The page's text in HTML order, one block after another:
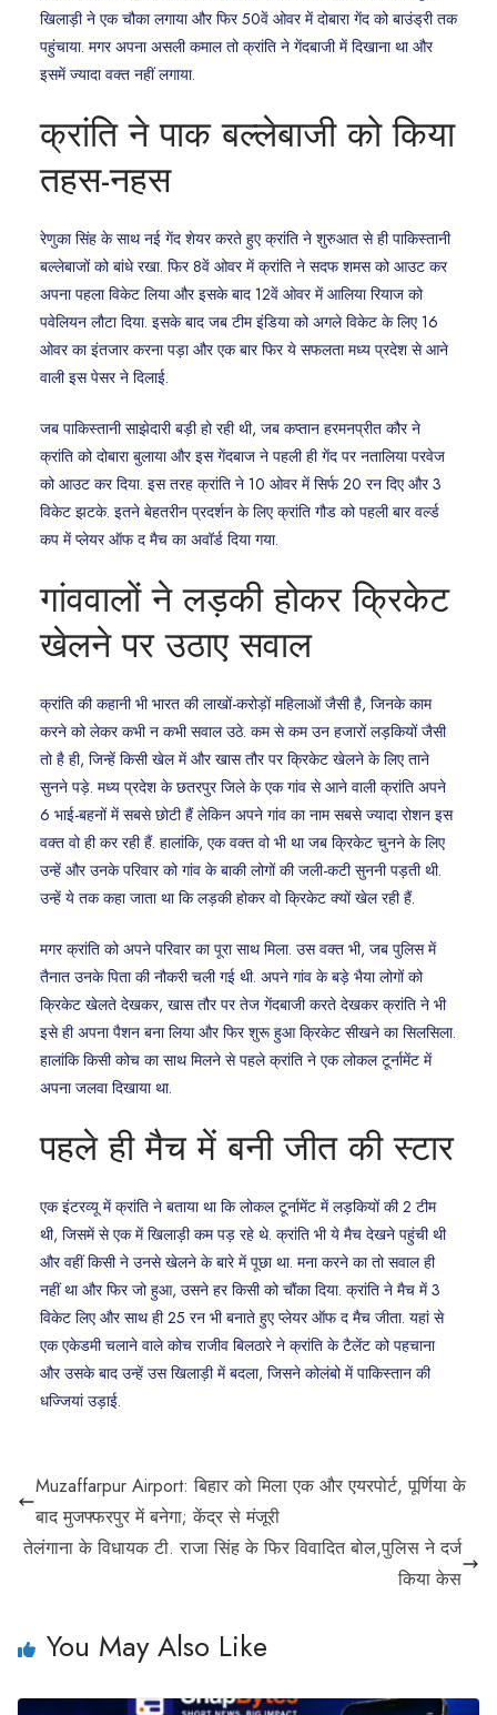
खिलाड़ी ने एक चौका लगाया और फिर 50वें ओवर में दोबारा गेंद को बाउंड्री तक
पहुंचाया. मगर अपना असली कमाल तो क्रांति ने गेंदबाजी में दिखाना था और
इसमें ज्यादा वक्त नहीं लगाया.
क्रांति ने पाक बल्लेबाजी को किया
तहस-नहस
रेणुका सिंह के साथ नई गेंद शेयर करते हुए क्रांति ने शुरुआत से ही पाकिस्तानी
बल्लेबाजों को बांधे रखा. फिर 8वें ओवर में क्रांति ने सदफ शमस को आउट कर
अपना पहला विकेट लिया और इसके बाद 12वें ओवर में आलिया रियाज को
पवेलियन लौटा दिया. इसके बाद जब टीम इंडिया को अगले विकेट के लिए 16
ओवर का इंतजार करना पड़ा और एक बार फिर ये सफलता मध्य प्रदेश से आने
वाली इस पेसर ने दिलाई.
जब पाकिस्तानी साझेदारी बड़ी हो रही थी, जब कप्तान हरमनप्रीत कौर ने
क्रांति को दोबारा बुलाया और इस गेंदबाज ने पहली ही गेंद पर नतालिया परवेज
को आउट कर दिया. इस तरह क्रांति ने 10 ओवर में सिर्फ 20 रन दिए और 3
विकेट झटके. इतने बेहतरीन प्रदर्शन के लिए क्रांति गौड को पहली बार वर्ल्ड
कप में प्लेयर ऑफ द मैच का अवॉर्ड दिया गया.
गांववालों ने लड़की होकर क्रिकेट
खेलने पर उठाए सवाल
क्रांति की कहानी भी भारत की लाखों-करोड़ों महिलाओं जैसी है, जिनके काम
करने को लेकर कभी न कभी सवाल उठे. कम से कम उन हजारों लड़कियों जैसी
तो है ही, जिन्हें किसी खेल में और खास तौर पर क्रिकेट खेलने के लिए ताने
सुनने पड़े. मध्य प्रदेश के छतरपुर जिले के एक गांव से आने वाली क्रांति अपने
6 भाई-बहनों में सबसे छोटी हैं लेकिन अपने गांव का नाम सबसे ज्यादा रोशन इस
वक्त वो ही कर रही हैं. हालांकि, एक वक्त वो भी था जब क्रिकेट चुनने के लिए
उन्हें और उनके परिवार को गांव के बाकी लोगों की जली-कटी सुननी पड़ती थी.
उन्हें ये तक कहा जाता था कि लड़की होकर वो क्रिकेट क्यों खेल रही हैं.
मगर क्रांति को अपने परिवार का पूरा साथ मिला. उस वक्त भी, जब पुलिस में
तैनात उनके पिता की नौकरी चली गई थी. अपने गांव के बड़े भैया लोगों को
क्रिकेट खेलते देखकर, खास तौर पर तेज गेंदबाजी करते देखकर क्रांति ने भी
इसे ही अपना पैशन बना लिया और फिर शुरू हुआ क्रिकेट सीखने का सिलसिला.
हालांकि किसी कोच का साथ मिलने से पहले क्रांति ने एक लोकल टूर्नामेंट में
अपना जलवा दिखाया था.
पहले ही मैच में बनी जीत की स्टार
एक इंटरव्यू में क्रांति ने बताया था कि लोकल टूर्नामेंट में लड़कियों की 2 टीम
थी, जिसमें से एक में खिलाड़ी कम पड़ रहे थे. क्रांति भी ये मैच देखने पहुंची थी
और वहीं किसी ने उनसे खेलने के बारे में पूछा था. मना करने का तो सवाल ही
नहीं था और फिर जो हुआ, उसने हर किसी को चौंका दिया. क्रांति ने मैच में 3
विकेट लिए और साथ ही 25 रन भी बनाते हुए प्लेयर ऑफ द मैच जीता. यहां से
एक एकेडमी चलाने वाले कोच राजीव बिलठारे ने क्रांति के टैलेंट को पहचाना
और उसके बाद उन्हें उस खिलाड़ी में बदला, जिसने कोलंबो में पाकिस्तान की
धज्जियां उड़ाई.
Muzaffarpur Airport: बिहार को मिला एक और एयरपोर्ट, पूर्णिया के
बाद मुजफ्फरपुर में बनेगा; केंद्र से मंजूरी
तेलंगाना के विधायक टी. राजा सिंह के फ‍िर विवाद‍ित बोल,पुल‍िस ने दर्ज
क‍िया केस
You May Also Like